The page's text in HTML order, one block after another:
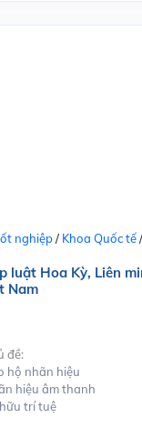
nghiệp/ Khoa Quốc tế/
luật Hoa Kỳ, Liên
Nam
đề:
hộ nhãn hiệu
hiệu âm thanh
trí tuệ